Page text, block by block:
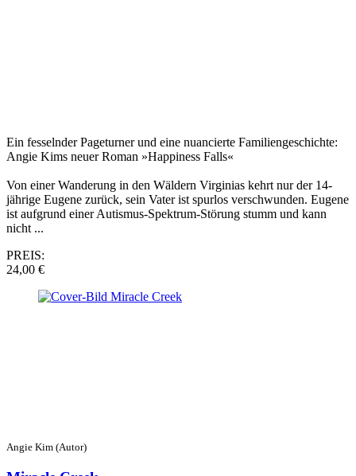
Ein fesselnder Pageturner und eine nuancierte Familiengeschichte:
Angie Kims neuer Roman »Happiness Falls«
Von einer Wanderung in den Wäldern Virginias kehrt nur der 14-
jährige Eugene zurück, sein Vater ist spurlos verschwunden. Eugene
ist aufgrund einer Autismus-Spektrum-Störung stumm und kann
nicht ...
PREIS:
24,00 €
Angie Kim (Autor)